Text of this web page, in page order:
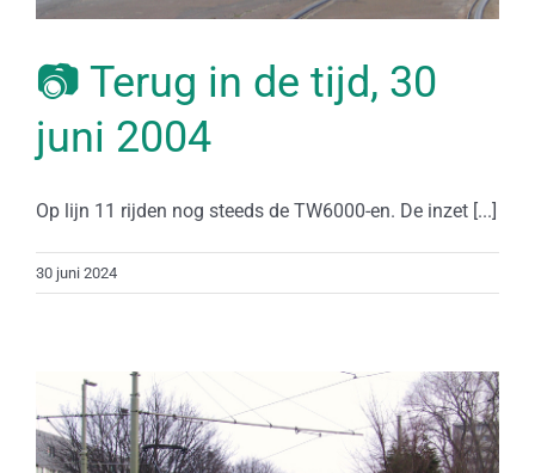
📷 Terug in de tijd, 30
juni 2004
Op lijn 11 rijden nog steeds de TW6000-en. De inzet [...]
30 juni 2024